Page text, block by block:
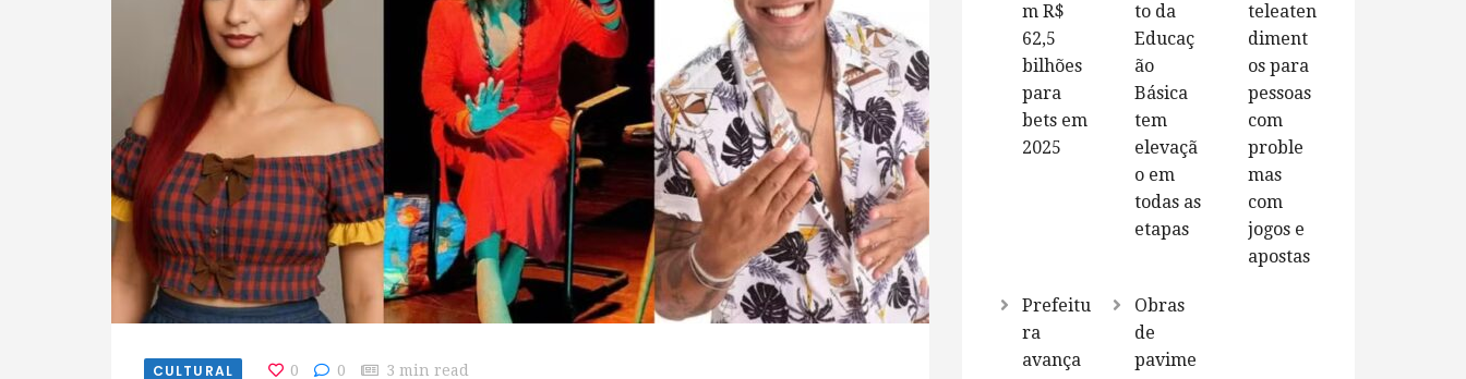
CULTURAL 0 0 3 min read
m R$
62,5
bilhões
para
bets em
2025
to da
Educaç
ão
Básica
tem
elevaçã
o em
todas as
etapas
teleaten
diment
os para
pessoas
com
proble
mas
com
jogos e
apostas
Prefeitu
ra
avança
Obras
de
pavime